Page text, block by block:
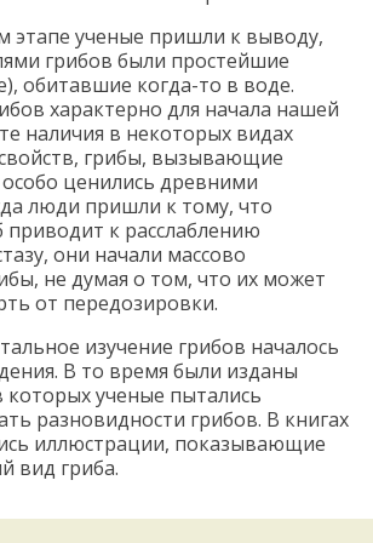
этапе ученые пришли к выводу,
грибов были простейшие
обитавшие когда-то в воде.
характерно для начала нашей
наличия в некоторых видах
грибы, вызывающие
ценились древними
люди пришли к тому, что
приводит к расслаблению
они начали массово
не думая о том, что их может
от передозировки.
изучение грибов началось
В то время были изданы
которых ученые пытались
разновидности грибов. В книгах
иллюстрации, показывающие
вид гриба.